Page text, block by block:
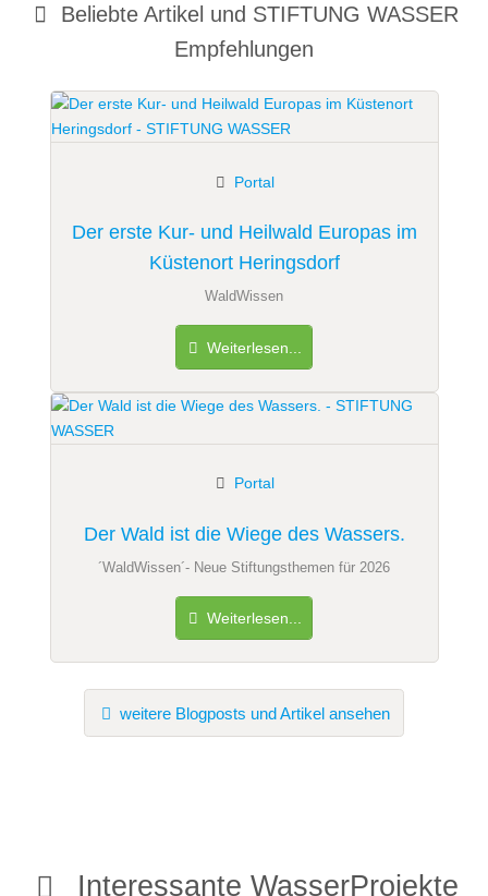
Beliebte Artikel und STIFTUNG WASSER
Empfehlungen
Der erste Kur- und Heilwald Europas im
Küstenort Heringsdorf
Portal
WaldWissen
Weiterlesen...
Der Wald ist die Wiege des Wassers.
Portal
´WaldWissen´- Neue Stiftungsthemen für 2026
Weiterlesen...
weitere Blogposts und Artikel ansehen
Interessante WasserProjekte